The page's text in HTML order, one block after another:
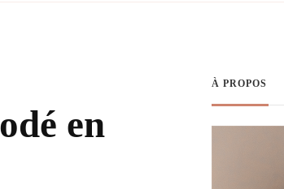
en
À PROPOS